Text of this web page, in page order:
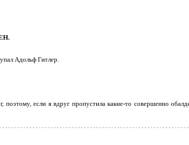
Адольф Гитлер.
поэтому, если я вдруг пропустила какие-то совершенно